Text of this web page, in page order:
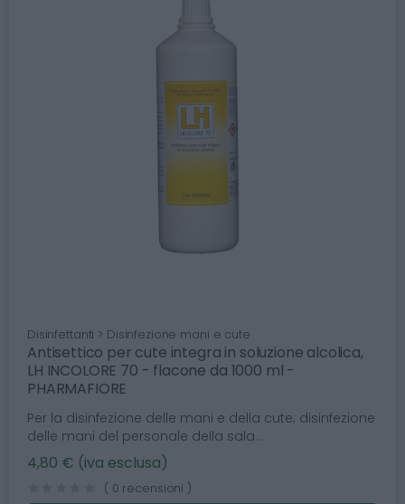
Disinfettanti > Disinfezione mani e cute
Antisettico per cute integra in soluzione alcolica,
LH INCOLORE 70 - flacone da 1000 ml -
PHARMAFIORE
Per la disinfezione delle mani e della cute; disinfezione
delle mani del personale della sala...
4,80 € (iva esclusa)
( 0 recensioni )